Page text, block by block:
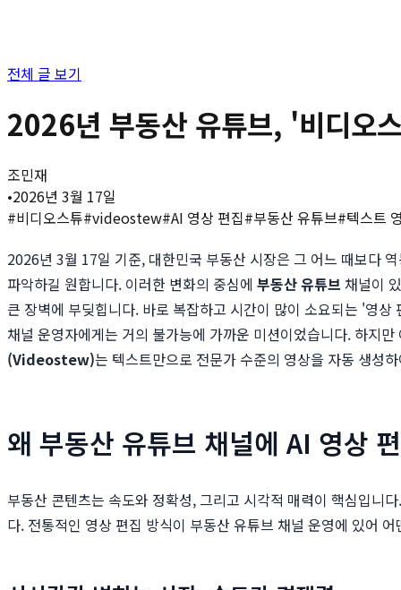
전체 글 보기
2026년 부동산 유튜브, '비디오
조민재
•2026년 3월 17일
#비디오스튜#videostew#AI 영상 편집#부동산 유튜브#텍스트
2026년 3월 17일 기준, 대한민국 부동산 시장은 그 어느 때보다
파악하길 원합니다. 이러한 변화의 중심에 부동산 유튜브 채널이
큰 장벽에 부딪힙니다. 바로 복잡하고 시간이 많이 소요되는 '영
채널 운영자에게는 거의 불가능에 가까운 미션이었습니다. 하지
(Videostew)는 텍스트만으로 전문가 수준의 영상을 자동 생성
왜 부동산 유튜브 채널에 AI 영상
부동산 콘텐츠는 속도와 정확성, 그리고 시각적 매력이 핵심입니
다. 전통적인 영상 편집 방식이 부동산 유튜브 채널 운영에 있어